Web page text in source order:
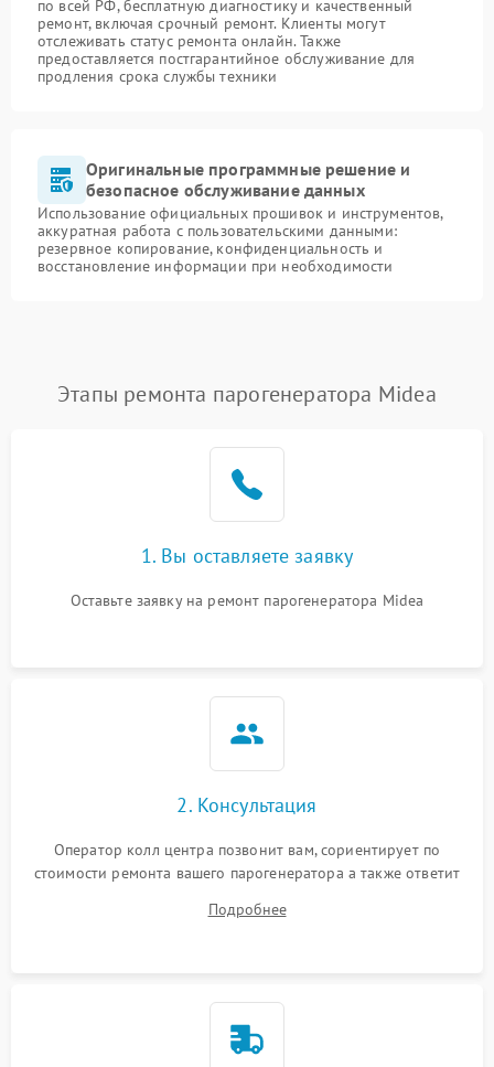
по всей РФ, бесплатную диагностику и качественный
ремонт, включая срочный ремонт. Клиенты могут
отслеживать статус ремонта онлайн. Также
предоставляется постгарантийное обслуживание для
продления срока службы техники
Оригинальные программные решение и
безопасное обслуживание данных
Использование официальных прошивок и инструментов,
аккуратная работа с пользовательскими данными:
резервное копирование, конфиденциальность и
восстановление информации при необходимости
Этапы ремонта парогенератора Midea
1. Вы оставляете заявку
Оставьте заявку на ремонт парогенератора Midea
2. Консультация
Оператор колл центра позвонит вам, сориентирует по
стоимости ремонта вашего парогенератора а также ответит
Подробнее